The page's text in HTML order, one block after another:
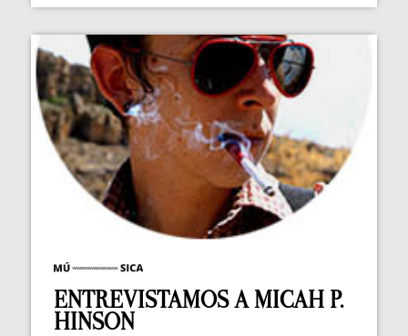
ENTREVISTAMOS A MICAH P.
HINSON